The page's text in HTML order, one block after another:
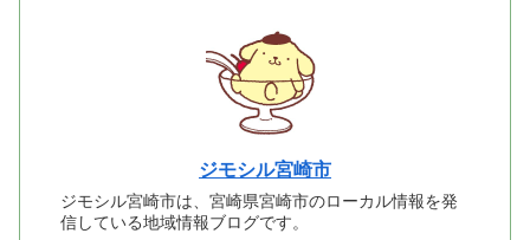
ジモシル宮崎市
ジモシル宮崎市は、宮崎県宮崎市のローカル情報を発
信している地域情報ブログです。